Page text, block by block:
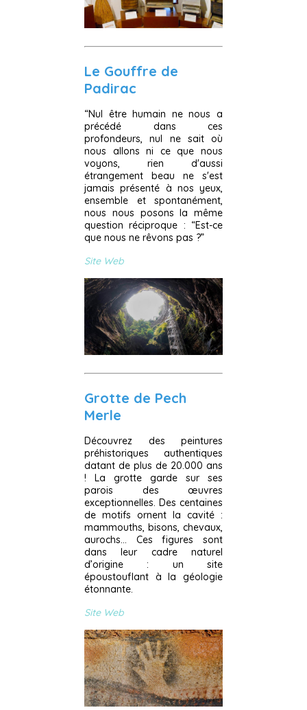
Le Gouffre de
Padirac
“Nul être humain ne nous a
précédé dans ces
profondeurs, nul ne sait où
nous allons ni ce que nous
voyons, rien d'aussi
étrangement beau ne s'est
jamais présenté à nos yeux,
ensemble et spontanément,
nous nous posons la même
question réciproque : “Est-ce
que nous ne rêvons pas ?”
Site Web
Grotte de Pech
Merle
Découvrez des peintures
préhistoriques authentiques
datant de plus de 20.000 ans
! La grotte garde sur ses
parois des œuvres
exceptionnelles. Des centaines
de motifs ornent la cavité :
mammouths, bisons, chevaux,
aurochs… Ces figures sont
dans leur cadre naturel
d’origine : un site
époustouflant à la géologie
étonnante.
Site Web